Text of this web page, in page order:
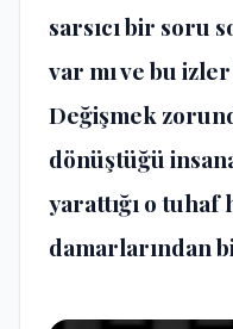
sarsıcı bir soru
var mı ve bu
Değişmek
dönüştüğü
yarattığı o tuhaf
damarlarından